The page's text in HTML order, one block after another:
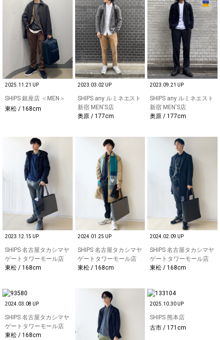
2025.11.21 UP
SHIPS 銀座店 ＜MEN＞
東松 / 168cm
2023.03.02 UP
SHIPS any ルミネエスト
新宿 MEN'S店
奥原 / 177cm
2023.09.21 UP
SHIPS any ルミネエスト
新宿 MEN'S店
奥原 / 177cm
2023.12.15 UP
SHIPS 名古屋タカシマヤ
ゲートタワーモール店
東松 / 168cm
2024.01.25 UP
SHIPS 名古屋タカシマヤ
ゲートタワーモール店
東松 / 168cm
2024.02.09 UP
SHIPS 名古屋タカシマヤ
ゲートタワーモール店
東松 / 168cm
2024.03.08 UP
SHIPS 名古屋タカシマヤ
ゲートタワーモール店
東松 / 168cm
2025.10.30 UP
SHIPS 熊本店
古市 / 171cm